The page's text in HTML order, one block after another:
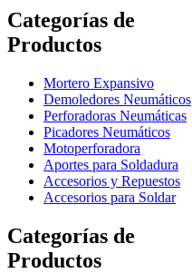
Categorías de
Productos
Mortero Expansivo
Demoledores Neumáticos
Perforadoras Neumáticas
Picadores Neumáticos
Motoperforadora
Aportes para Soldadura
Accesorios y Repuestos
Accesorios para Soldar
Categorías de
Productos